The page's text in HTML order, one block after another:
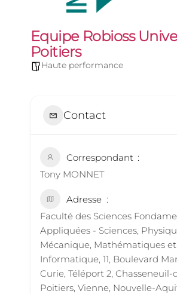
Equipe Robioss
Poitiers
Haute performance
Contact
Correspondant
Tony MONNET
Adresse
Faculté des Sciences
Appliquées - Sciences,
Mécanique, Mathématiques et
Informatique, 11, Boulevard
Curie, Téléport 2,
Poitiers, Vienne, Nouvelle-